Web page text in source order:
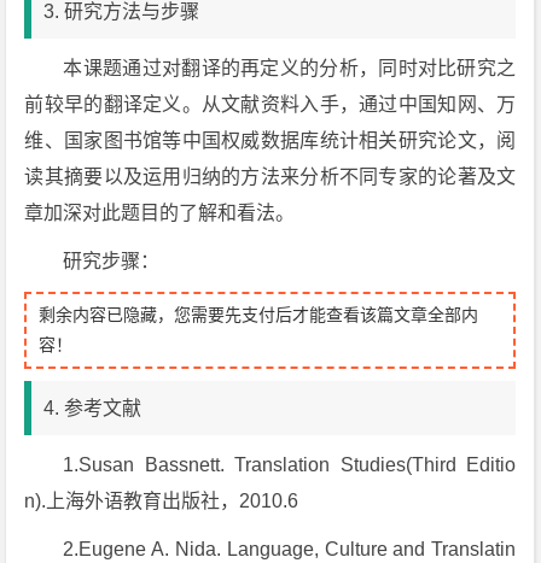
3. 研究方法与步骤
本课题通过对翻译的再定义的分析，同时对比研究之
前较早的翻译定义。从文献资料入手，通过中国知网、万
维、国家图书馆等中国权威数据库统计相关研究论文，阅
读其摘要以及运用归纳的方法来分析不同专家的论著及文
章加深对此题目的了解和看法。
研究步骤：
剩余内容已隐藏，您需要先支付后才能查看该篇文章全部内
容！
4. 参考文献
1.Susan Bassnett. Translation Studies(Third Editio
n).上海外语教育出版社，2010.6
2.Eugene A. Nida. Language, Culture and Translatin